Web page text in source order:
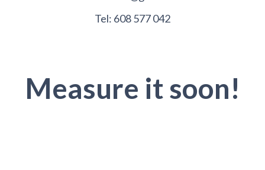
Tel: 608 577 042
Measure it soon!